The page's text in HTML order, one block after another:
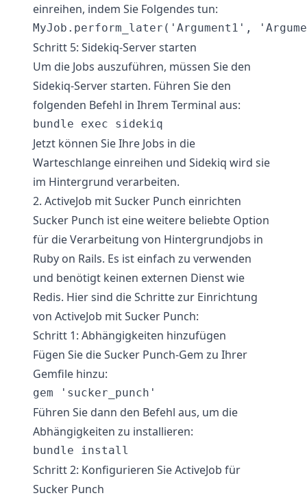
einreihen, indem Sie Folgendes tun:
Schritt 5: Sidekiq-Server starten
Um die Jobs auszuführen, müssen Sie den
Sidekiq-Server starten. Führen Sie den
folgenden Befehl in Ihrem Terminal aus:
Jetzt können Sie Ihre Jobs in die
Warteschlange einreihen und Sidekiq wird sie
im Hintergrund verarbeiten.
2. ActiveJob mit Sucker Punch einrichten
Sucker Punch ist eine weitere beliebte Option
für die Verarbeitung von Hintergrundjobs in
Ruby on Rails. Es ist einfach zu verwenden
und benötigt keinen externen Dienst wie
Redis. Hier sind die Schritte zur Einrichtung
von ActiveJob mit Sucker Punch:
Schritt 1: Abhängigkeiten hinzufügen
Fügen Sie die Sucker Punch-Gem zu Ihrer
Gemfile hinzu:
Führen Sie dann den Befehl aus, um die
Abhängigkeiten zu installieren:
Schritt 2: Konfigurieren Sie ActiveJob für
Sucker Punch